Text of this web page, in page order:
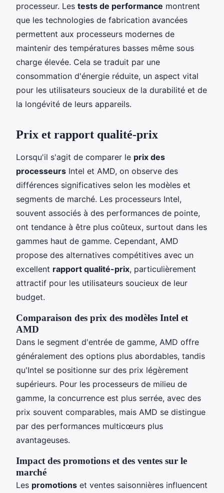
processeur. Les tests de performance montrent
que les technologies de fabrication avancées
permettent aux processeurs modernes de
maintenir des températures basses même sous
charge élevée. Cela se traduit par une
consommation d'énergie réduite, un aspect vital
pour les utilisateurs soucieux de la durabilité et de
la longévité de leurs appareils.
Prix et rapport qualité-prix
Lorsqu'il s'agit de comparer le prix des
processeurs Intel et AMD, on observe des
différences significatives selon les modèles et
segments de marché. Les processeurs Intel,
souvent associés à des performances de pointe,
ont tendance à être plus coûteux, surtout dans les
gammes haut de gamme. Cependant, AMD
propose des alternatives compétitives avec un
excellent rapport qualité-prix, particulièrement
attractif pour les utilisateurs soucieux de leur
budget.
Comparaison des prix des modèles Intel et
AMD
Dans le segment d'entrée de gamme, AMD offre
généralement des options plus abordables, tandis
qu'Intel se positionne sur des prix légèrement
supérieurs. Pour les processeurs de milieu de
gamme, la concurrence est plus serrée, avec des
prix souvent comparables, mais AMD se distingue
par des performances multicœurs plus
avantageuses.
Impact des promotions et des ventes sur le
marché
Les promotions et ventes saisonnières influencent